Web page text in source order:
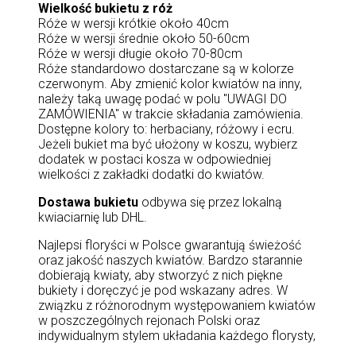
Wielkość bukietu z róż
Róże w wersji krótkie około 40cm
Róże w wersji średnie około 50-60cm
Róże w wersji długie około 70-80cm
Róże standardowo dostarczane są w kolorze
czerwonym. Aby zmienić kolor kwiatów na inny,
należy taką uwagę podać w polu "UWAGI DO
ZAMÓWIENIA" w trakcie składania zamówienia.
Dostępne kolory to: herbaciany, różowy i ecru.
Jeżeli bukiet ma być ułożony w koszu, wybierz
dodatek w postaci kosza w odpowiedniej
wielkości z zakładki dodatki do kwiatów.
Dostawa bukietu odbywa się przez lokalną
kwiaciarnię lub DHL.
Najlepsi floryści w Polsce gwarantują świeżość
oraz jakość naszych kwiatów. Bardzo starannie
dobierają kwiaty, aby stworzyć z nich piękne
bukiety i doręczyć je pod wskazany adres. W
związku z różnorodnym występowaniem kwiatów
w poszczególnych rejonach Polski oraz
indywidualnym stylem układania każdego florysty,